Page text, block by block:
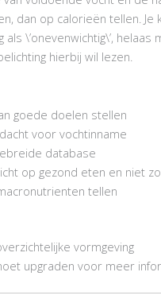
dan op calorieën tellen. Je
als \’onevenwichtig\’,
hierbij wil lezen.
goede doelen stellen
voor vochtinname
database
op gezond eten en niet
tellen
vormgeving
upgraden voor meer